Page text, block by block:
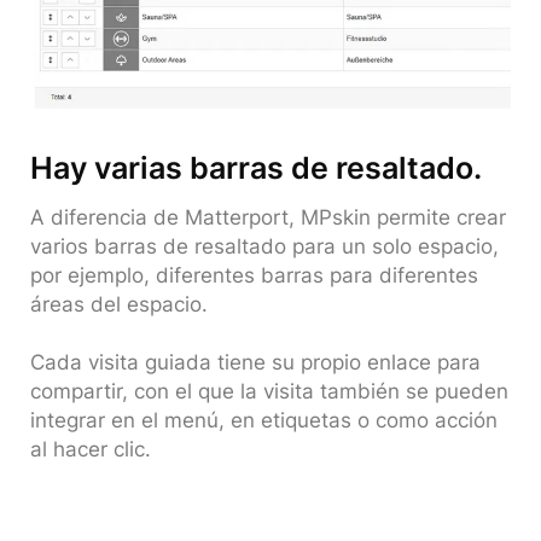
Hay varias barras de resaltado.
A diferencia de Matterport, MPskin permite crear
varios barras de resaltado para un solo espacio,
por ejemplo, diferentes barras para diferentes
áreas del espacio.
Cada visita guiada tiene su propio enlace para
compartir, con el que la visita también se pueden
integrar en el menú, en etiquetas o como acción
al hacer clic.